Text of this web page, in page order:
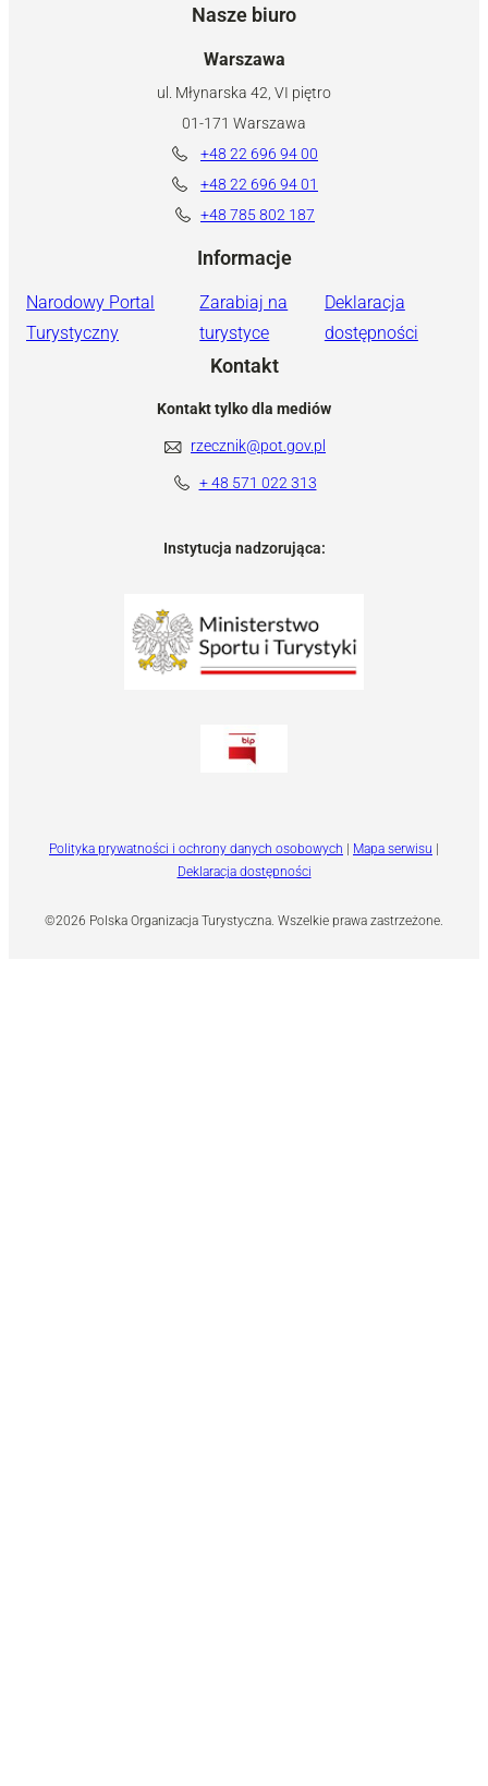
Nasze biuro
Warszawa
ul. Młynarska 42, VI piętro
01-171 Warszawa
+48 22 696 94 00
+48 22 696 94 01
+48 785 802 187
Informacje
Narodowy Portal
Turystyczny
Zarabiaj na
turystyce
Deklaracja
dostępności
Kontakt
Kontakt tylko dla mediów
rzecznik@pot.gov.pl
+ 48 571 022 313
Instytucja nadzorująca:
©2026 Polska Organizacja Turystyczna. Wszelkie prawa zastrzeżone.
Polityka prywatności i ochrony danych osobowych Mapa serwisu
Deklaracja dostępności